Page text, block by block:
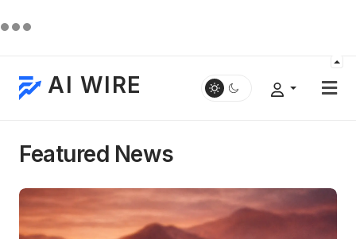
AI WIRE
Featured News